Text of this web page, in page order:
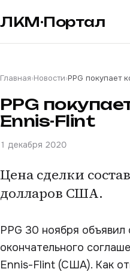
ЛКМ·Портал
Главная›Новости›PPG покупает
PPG
Ennis-Flint
1 декабря 2020
Цена сделки
долларов США.
PPG 30 ноября
окончательного
Ennis-Flint (США). Как